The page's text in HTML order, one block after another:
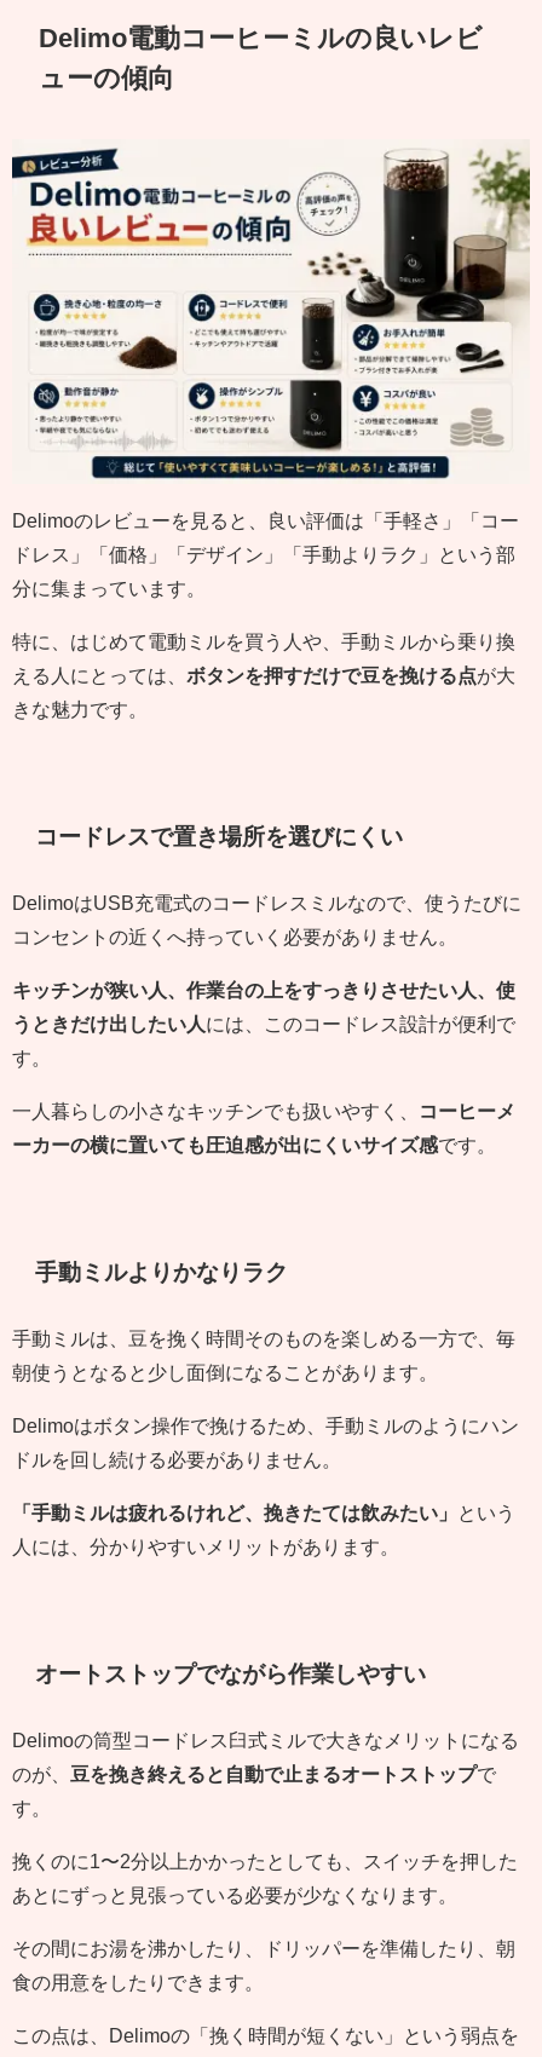
Delimo電動コーヒーミルの良いレビ
ューの傾向
Delimoのレビューを見ると、良い評価は「手軽さ」「コー
ドレス」「価格」「デザイン」「手動よりラク」という部
分に集まっています。
特に、はじめて電動ミルを買う人や、手動ミルから乗り換
える人にとっては、 ボタンを押すだけで豆を挽ける点が大
きな魅力です。
コードレスで置き場所を選びにくい
DelimoはUSB充電式のコードレスミルなので、使うたびに
コンセントの近くへ持っていく必要がありません。
キッチンが狭い人、作業台の上をすっきりさせたい人、使
うときだけ出したい人 には、このコードレス設計が便利で
す。
一人暮らしの小さなキッチンでも扱いやすく、
コーヒーメ
ーカーの横に置いても圧迫感が出にくいサイズ感です。
手動ミルよりかなりラク
手動ミルは、豆を挽く時間そのものを楽しめる一方で、毎
朝使うとなると少し面倒になることがあります。
Delimoはボタン操作で挽けるため、手動ミルのようにハン
ドルを回し続ける必要がありません。
「手動ミルは疲れるけれど、挽きたては飲みたい」
という
人には、分かりやすいメリットがあります。
オートストップでながら作業しやすい
Delimoの筒型コードレス臼式ミルで大きなメリットになる
のが、 豆を挽き終えると自動で止まるオートストップで
す。
挽くのに1〜2分以上かかったとしても、スイッチを押した
あとにずっと見張っている必要が少なくなります。
その間にお湯を沸かしたり、ドリッパーを準備したり、朝
食の用意をしたりできます。
この点は、Delimoの「挽く時間が短くない」という弱点を